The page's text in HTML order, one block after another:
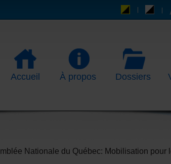
Accueil À propos Dossiers
Nationale du Québec: Mobilisation pour